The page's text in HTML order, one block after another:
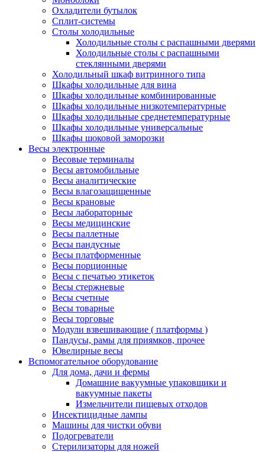
Охладители бутылок
Сплит-системы
Столы холодильные
Холодильные столы с распашными дверями
Холодильные столы с распашными
стеклянными дверями
Холодильный шкаф витринного типа
Шкафы холодильные для вина
Шкафы холодильные комбинированные
Шкафы холодильные низкотемпературные
Шкафы холодильные среднетемпературные
Шкафы холодильные универсальные
Шкафы шоковой заморозки
Весы электронные
Весовые терминалы
Весы автомобильные
Весы аналитические
Весы влагозащищенные
Весы крановые
Весы лабораторные
Весы медицинские
Весы паллетные
Весы пандусные
Весы платформенные
Весы порционные
Весы с печатью этикеток
Весы стержневые
Весы счетные
Весы товарные
Весы торговые
Модули взвешивающие ( платформы )
Пандусы, рамы для приямков, прочее
Ювелирные весы
Вспомогательное оборудование
Для дома, дачи и фермы
Домашние вакуумные упаковщики и
вакуумные пакеты
Измельчители пищевых отходов
Инсектицидные лампы
Машины для чистки обуви
Подогреватели
Стерилизаторы для ножей